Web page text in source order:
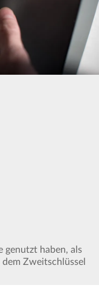
genutzt haben, als
Zweitschlüssel